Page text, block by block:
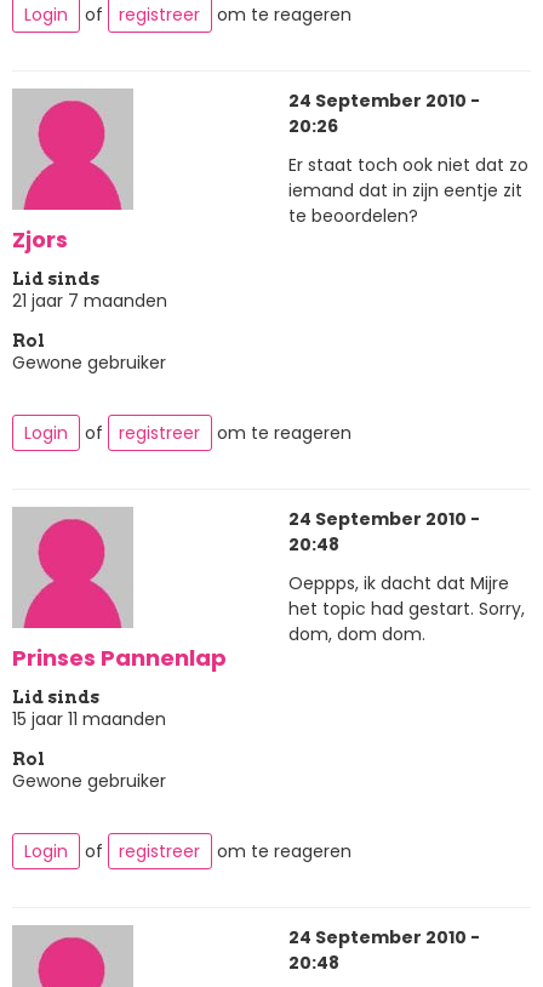
Login
of registreer om te reageren
Zjors
Lid sinds
21 jaar 7 maanden
Rol
Gewone gebruiker
24 September 2010 -
20:26
Er staat toch ook niet dat zo
iemand dat in zijn eentje zit
te beoordelen?
Login of registreer om te reageren
Prinses Pannenlap
Lid sinds
15 jaar 11 maanden
Rol
Gewone gebruiker
24 September 2010 -
20:48
Oeppps, ik dacht dat Mijre
het topic had gestart. Sorry,
dom, dom dom.
Login of registreer om te reageren
24 September 2010 -
20:48